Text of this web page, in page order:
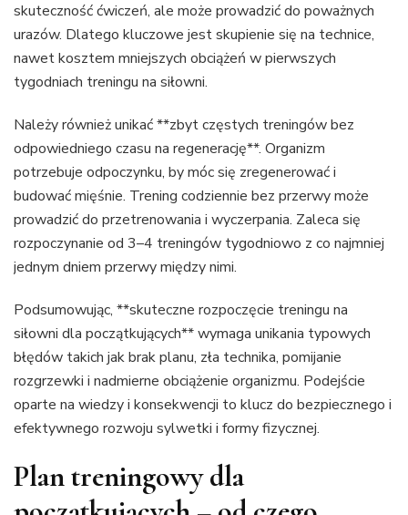
skuteczność ćwiczeń, ale może prowadzić do poważnych
urazów. Dlatego kluczowe jest skupienie się na technice,
nawet kosztem mniejszych obciążeń w pierwszych
tygodniach treningu na siłowni.
Należy również unikać **zbyt częstych treningów bez
odpowiedniego czasu na regenerację**. Organizm
potrzebuje odpoczynku, by móc się zregenerować i
budować mięśnie. Trening codziennie bez przerwy może
prowadzić do przetrenowania i wyczerpania. Zaleca się
rozpoczynanie od 3–4 treningów tygodniowo z co najmniej
jednym dniem przerwy między nimi.
Podsumowując, **skuteczne rozpoczęcie treningu na
siłowni dla początkujących** wymaga unikania typowych
błędów takich jak brak planu, zła technika, pomijanie
rozgrzewki i nadmierne obciążenie organizmu. Podejście
oparte na wiedzy i konsekwencji to klucz do bezpiecznego i
efektywnego rozwoju sylwetki i formy fizycznej.
Plan treningowy dla